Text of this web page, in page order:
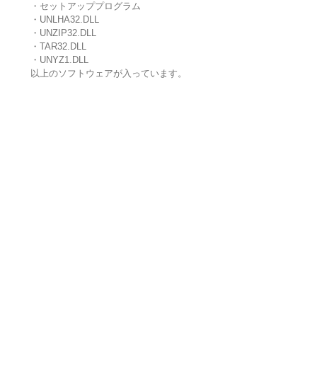
・セットアッププログラム
・UNLHA32.DLL
・UNZIP32.DLL
・TAR32.DLL
・UNYZ1.DLL
以上のソフトウェアが入っています。